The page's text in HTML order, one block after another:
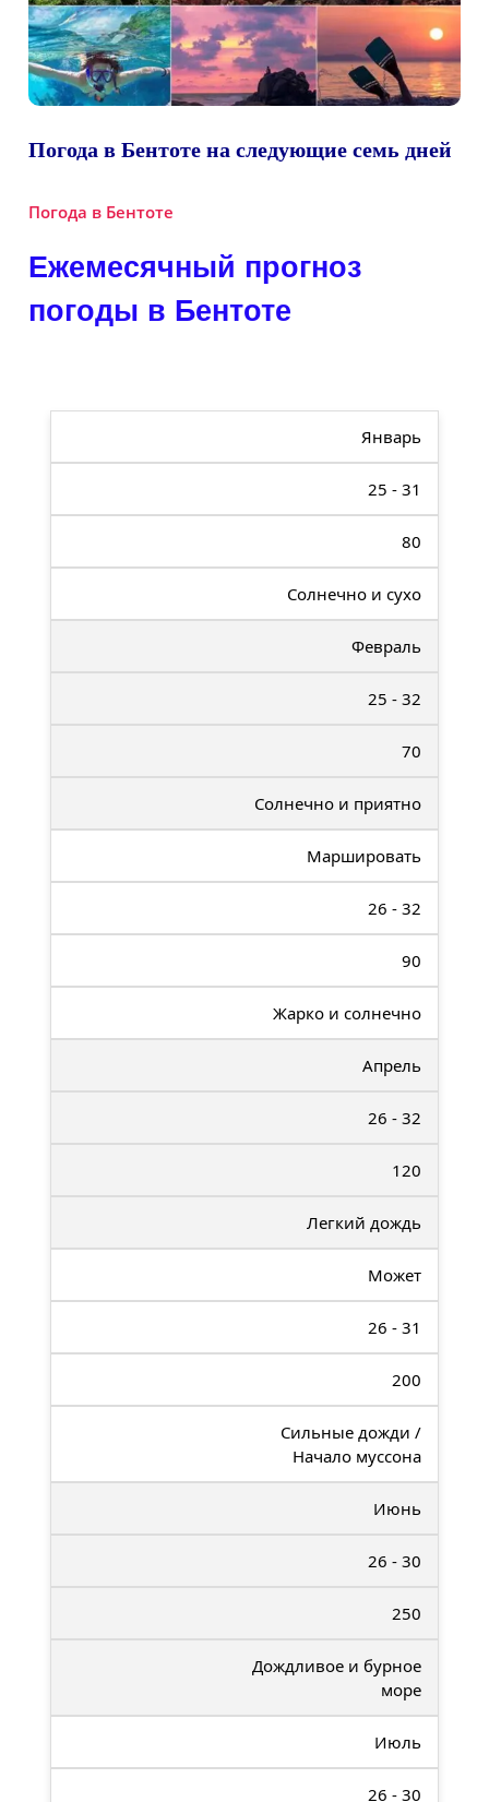
Погода в Бентоте на следующие семь дней
Погода в Бентоте
Ежемесячный прогноз
погоды в Бентоте
Январь
25 - 31
80
Солнечно и сухо
Февраль
25 - 32
70
Солнечно и приятно
Маршировать
26 - 32
90
Жарко и солнечно
Апрель
26 - 32
120
Легкий дождь
Может
26 - 31
200
Сильные дожди /
Начало муссона
Июнь
26 - 30
250
Дождливое и бурное
море
Июль
26 - 30